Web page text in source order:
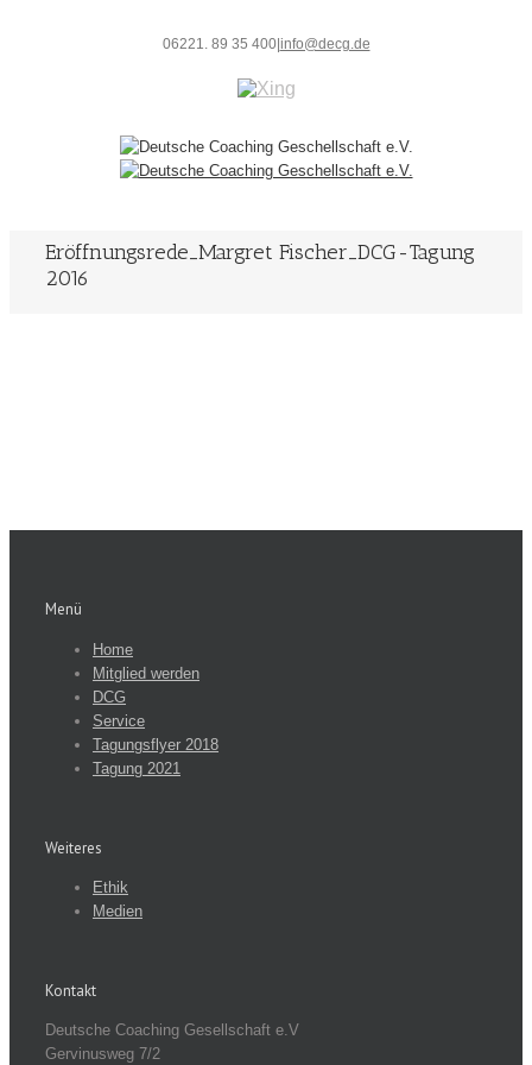
06221. 89 35 400| info@decg.de
Eröffnungsrede_Margret Fischer_DCG-Tagung
2016
Menü
Home
Mitglied werden
DCG
Service
Tagungsflyer 2018
Tagung 2021
Weiteres
Ethik
Medien
Kontakt
Deutsche Coaching Gesellschaft e.V
Gervinusweg 7/2